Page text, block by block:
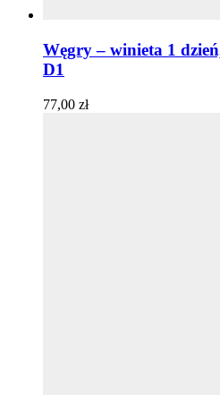
Węgry – winieta 1
D1
77,00 zł